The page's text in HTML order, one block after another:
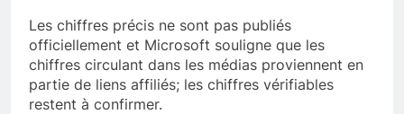
Les chiffres précis ne sont pas publiés
officiellement et Microsoft souligne que les
chiffres circulant dans les médias proviennent en
partie de liens affiliés; les chiffres vérifiables
restent à confirmer.